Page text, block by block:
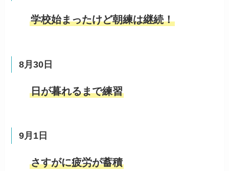
学校始まったけど朝練は継続！
8月30日
日が暮れるまで練習
9月1日
さすがに疲労が蓄積